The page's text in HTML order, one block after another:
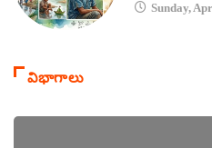
Sunday,
విభాగాలు